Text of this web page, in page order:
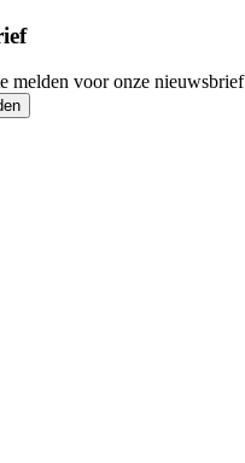
melden voor onze nieuwsbrief